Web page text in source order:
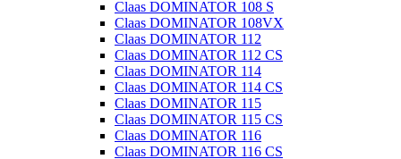
Claas DOMINATOR 108 S
Claas DOMINATOR 108VX
Claas DOMINATOR 112
Claas DOMINATOR 112 CS
Claas DOMINATOR 114
Claas DOMINATOR 114 CS
Claas DOMINATOR 115
Claas DOMINATOR 115 CS
Claas DOMINATOR 116
Claas DOMINATOR 116 CS